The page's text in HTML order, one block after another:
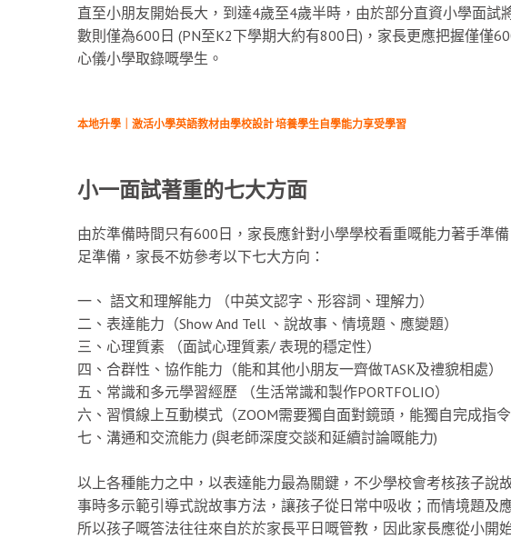
直至小朋友開始長大，到達4歲至4歲半時，由於部分直資小學面試
數則僅為600日 (PN至K2下學期大約有800日)，家長更應把握僅僅
心儀小學取錄嘅學生。
本地升學｜激活小學英語教材由學校設計 培養學生自學能力享受學習
小一面試著重的七大方面
由於準備時間只有600日，家長應針對小學學校看重嘅能力著手準
足準備，家長不妨參考以下七大方向：
一、 語文和理解能力 （中英文認字、形容詞、理解力）
二、表達能力（Show And Tell 、說故事、情境題、應變題）
三、心理質素 （面試心理質素/ 表現的穩定性）
四、合群性、協作能力（能和其他小朋友一齊做TASK及禮貌相處）
五、常識和多元學習經歷 （生活常識和製作PORTFOLIO）
六、習慣線上互動模式（ZOOM需要獨自面對鏡頭，能獨自完成指令
七、溝通和交流能力 (與老師深度交談和延續討論嘅能力)
以上各種能力之中，以表達能力最為關鍵，不少學校會考核孩子說
事時多示範引導式說故事方法，讓孩子從日常中吸收；而情境題及
所以孩子嘅答法往往來自於於家長平日嘅管教，因此家長應從小開